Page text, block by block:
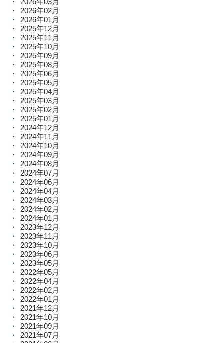
2026年02月
2026年01月
2025年12月
2025年11月
2025年10月
2025年09月
2025年08月
2025年06月
2025年05月
2025年04月
2025年03月
2025年02月
2025年01月
2024年12月
2024年11月
2024年10月
2024年09月
2024年08月
2024年07月
2024年06月
2024年04月
2024年03月
2024年02月
2024年01月
2023年12月
2023年11月
2023年10月
2023年06月
2023年05月
2022年05月
2022年04月
2022年02月
2022年01月
2021年12月
2021年10月
2021年09月
2021年07月